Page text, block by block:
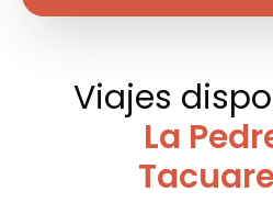
Viajes
La